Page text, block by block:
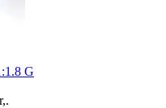
G
,.